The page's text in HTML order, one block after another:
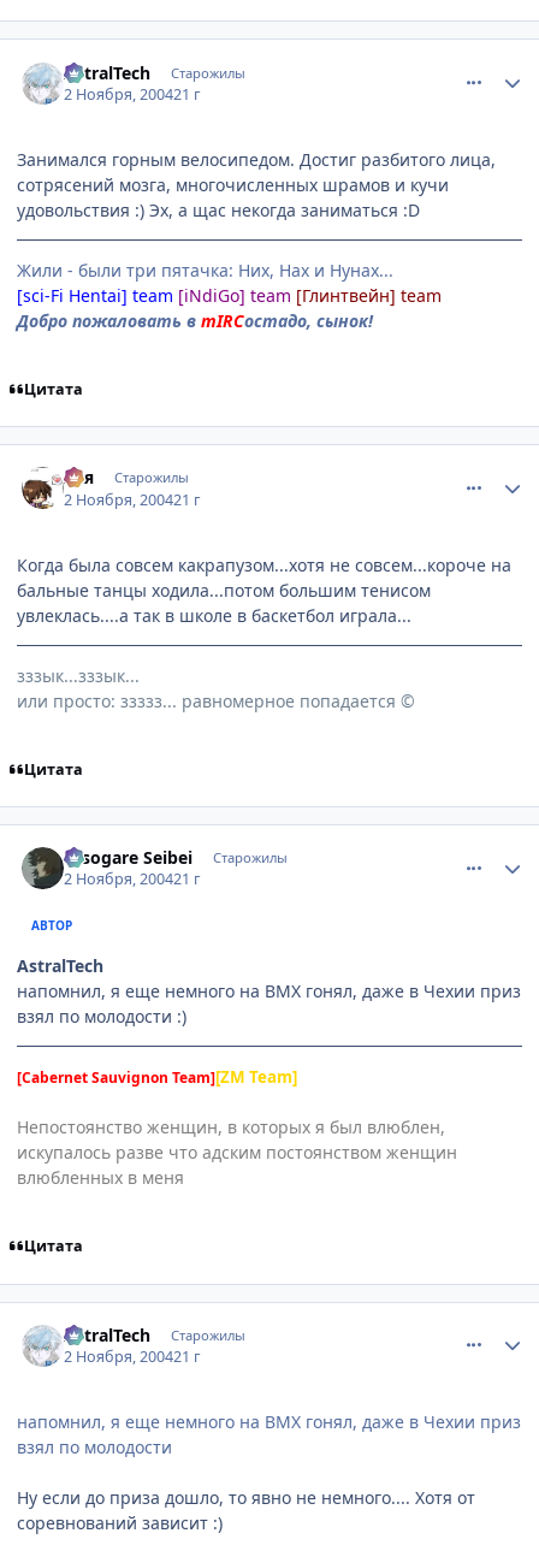
AstralTech Старожилы
2 Ноября, 200421 г
Занимался горным велосипедом. Достиг разбитого лица,
сотрясений мозга, многочисленных шрамов и кучи
удовольствия :) Эх, а щас некогда заниматься :D
Жили - были три пятачка: Них, Нах и Нунах...
[sci-Fi Hentai] team [iNdiGo] team [Глинтвейн] team
Добро пожаловать в mIRCостадо, сынок!
Цитата
Ася Старожилы
2 Ноября, 200421 г
Когда была совсем какрапузом...хотя не совсем...короче на
бальные танцы ходила...потом большим тенисом
увлеклась....а так в школе в баскетбол играла...
зззык...зззык...
или просто: ззззз... равномерное попадается ©
Цитата
Tasogare Seibei Старожилы
2 Ноября, 200421 г
АВТОР
AstralTech
напомнил, я еще немного на BMX гонял, даже в Чехии приз
взял по молодости :)
[Cabernet Sauvignon Team][ZM Team]
Непостоянство женщин, в которых я был влюблен,
искупалось разве что адским постоянством женщин
влюбленных в меня
Цитата
AstralTech Старожилы
2 Ноября, 200421 г
напомнил, я еще немного на BMX гонял, даже в Чехии приз
взял по молодости
Ну если до приза дошло, то явно не немного.... Хотя от
соревнований зависит :)